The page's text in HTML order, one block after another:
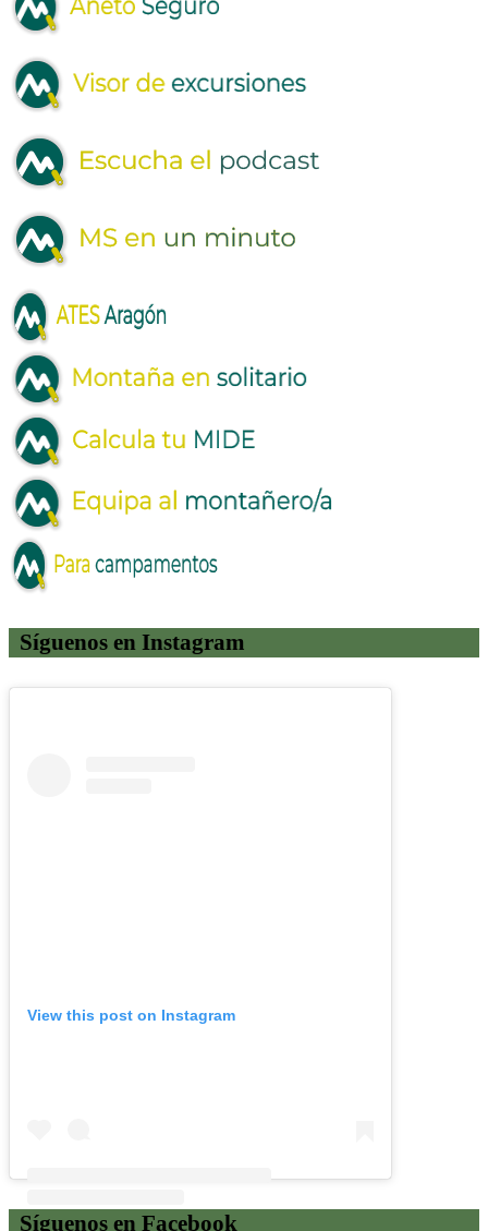
Síguenos en Instagram
View this post on Instagram
Síguenos en Facebook